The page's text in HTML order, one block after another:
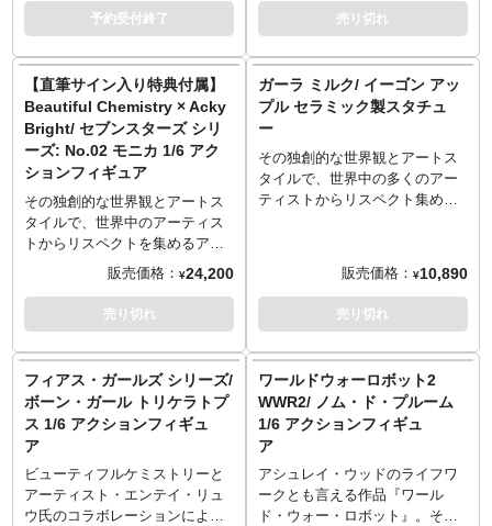
します。ABSとPVCのマルチマ
テリアルで1/18スケール（ポケ
チサイズとなった本体に、全身
複数個所に可動を設けて、簡単
なポージングが可能。代名詞と
もなったウェザリングも追加し
「歴戦の機体」を演出します。
こちらは大型の全高約20センチ
の「アームストロング 1G
MK5」モデルです。
予約受付終了
はボーン・ガール（トリケラト
プス）です。怪獣の骨と女性を
ン・ガール。特徴的なトリケラ
トプスの頭蓋骨や、骨の尻尾、
の脚部など、細かなディテール
までコダワリを感じるアートア
イテムとなりました。
売り切れ
【直筆サイン入り特典付属】
Beautiful Chemistry × Acky
Bright/ セブンスターズ シリ
ーズ: No.02 モニカ 1/6 アク
ションフィギュア
その独創的な世界観とアートス
タイルで、世界中のアーティス
トからリスペクトを集めるアシ
ュレイ・ウッド率いるクリエイ
ティブ・デザインチーム「アン
ダーバース」。その「アンダー
バース」が手がけるレーベル
Meta、ハズブロ、DCコミック
ス、NETFLIXなど、世界の名だ
たる企業とのコラボレーション
を行う日本人クリエイター
「Acky Bright」氏とのコラボア
イテムが登場！サイバーパンク
かつディストピア感を漂わせる
販売価格： ¥24,200
売り切れ
ガーラ ミルク/ イーゴン アッ
プル セラミック製スタチュ
ー
その独創的な世界観とアートス
タイルで、世界中の多くのアー
ティストからリスペクト集める
より、過去にリリースされてい
たアシュレイ・ウッドデザイン
のリンゴをモチーフにしたアイ
ミルク）」ブランドとして戻っ
てきます！こちらのエディスと
イーゴンは、セラミック製で陶
器に艶やかでベルベットのよう
な光沢を与える、アンダーグレ
ーズを手作業で施したこだわり
の限定アイテム。ビンテージの
食器を思わせるそのカラーリン
販売価格： ¥10,890
売り切れ
フィアス・ガールズ シリーズ/
ボーン・ガール トリケラトプ
ス 1/6 アクションフィギュ
ア
ビューティフルケミストリーと
アーティスト・エンテイ・リュ
ウ氏のコラボレーションによっ
ワールドウォーロボット2
WWR2/ ノム・ド・プルーム
1/6 アクションフィギュ
ア
アシュレイ・ウッドのライフワ
ークとも言える作品『ワール
ド・ウォー・ロボット』。その